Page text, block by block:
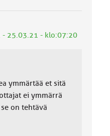
- 25.03.21 - klo:07:20
ymmärtää et sitä
ei ymmärrä
on tehtävä